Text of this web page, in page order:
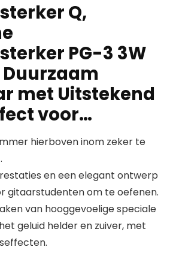
Q,
PG-3 3W
met Uitstekend
voor…
hierboven inom zeker te
en een elegant ontwerp
gitaarstudenten om te oefenen.
van hooggevoelige speciale
geluid helder en zuiver, met